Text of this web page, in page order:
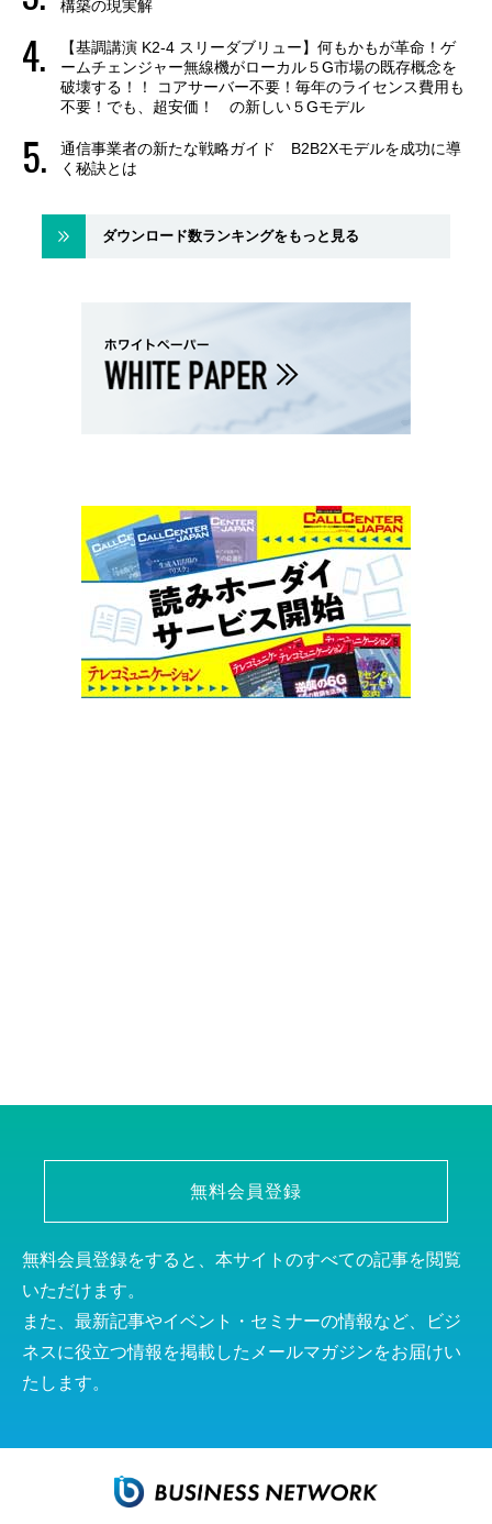
構築の現実解
【基調講演 K2-4 スリーダブリュー】何もかもが革命！ゲ
ームチェンジャー無線機がローカル５G市場の既存概念を
破壊する！！ コアサーバー不要！毎年のライセンス費用も
不要！でも、超安価！ の新しい５Gモデル
通信事業者の新たな戦略ガイド B2B2Xモデルを成功に導
く秘訣とは
ダウンロード数ランキングをもっと見る
無料会員登録
無料会員登録をすると、本サイトのすべての記事を閲覧
いただけます。
また、最新記事やイベント・セミナーの情報など、ビジ
ネスに役立つ情報を掲載したメールマガジンをお届けい
たします。